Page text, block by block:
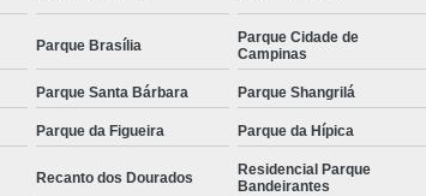
Parque Brasília
Parque Cidade de
Campinas
Parque Santa Bárbara Parque Shangrilá
Parque da Figueira Parque da Hípica
Recanto dos Dourados
Residencial Parque
Bandeirantes